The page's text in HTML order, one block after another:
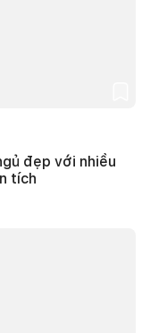
đẹp với nhiều
tích